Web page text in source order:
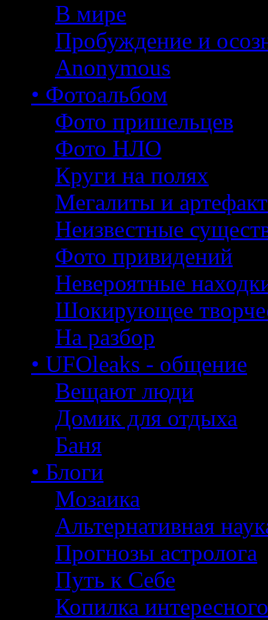
В мире
Пробуждение и
Anonymous
• Фотоальбом
Фото пришельцев
Фото НЛО
Круги на полях
Мегалиты и
Неизвестные
Фото привидений
Невероятные
Шокирующее
На разбор
• UFOleaks - общение
Вещают люди
Домик для отдыха
Баня
• Блоги
Мозаика
Альтернативная
Прогнозы астролога
Путь к Себе
Копилка интересного